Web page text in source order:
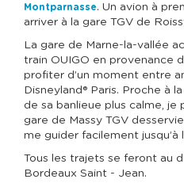
Montparnasse. Un avion à
arriver à la gare TGV de
La gare de Marne-la-vallée
train OUIGO en provenance
profiter d’un moment entre
Disneyland® Paris. Proche à
de sa banlieue plus calme, je
gare de Massy TGV
me guider facilement jusqu’à
Tous les trajets se feront au
Bordeaux Saint - Jean.